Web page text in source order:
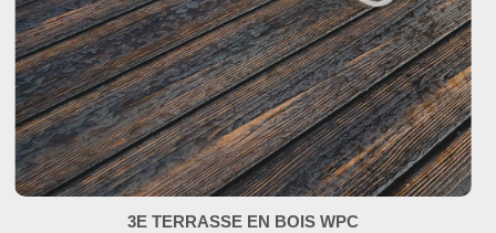
3E TERRASSE EN BOIS WPC